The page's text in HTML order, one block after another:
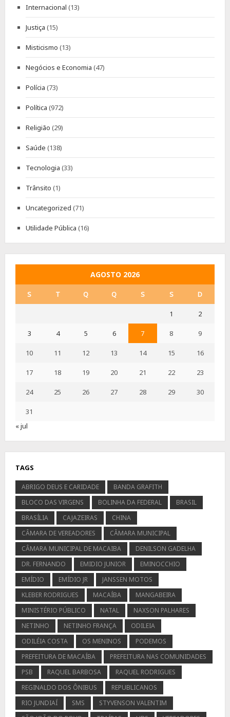
Internacional (13)
Justiça (15)
Misticismo (13)
Negócios e Economia (47)
Polícia (73)
Política (972)
Religião (29)
Saúde (138)
Tecnologia (33)
Trânsito (1)
Uncategorized (71)
Utilidade Pública (16)
AGOSTO 2026
S T Q Q S S D
1 2
3 4 5 6 7 8 9
10 11 12 13 14 15 16
17 18 19 20 21 22 23
24 25 26 27 28 29 30
31
« jul
TAGS
ABRIGO DEUS E CARIDADE
BANDA GRAFITH
BLOCO DAS VIRGENS
BOLINHA DA FEDERAL
BRASIL
BRASÍLIA
CAJAZEIRAS
CHINA
CÂMARA DE VEREADORES
CÂMARA MUNICIPAL
CÂMARA MUNICIPAL DE MACAIBA
DENILSON GADELHA
DR. FERNANDO
EMIDIO JUNIOR
EMINOCCHIO
EMÍDIO
EMÍDIO JR
JANSSEN MOTOS
KLEBER RODRIGUES
MACAÍBA
MANGABEIRA
MINISTÉRIO PÚBLICO
NATAL
NAXSON PALHARES
NETINHO
NETINHO FRANÇA
ODILEIA
ODILÉIA COSTA
OS MENINOS
PODEMOS
PREFEITURA DE MACAÍBA
PREFEITURA NAS COMUNIDADES
PSB
RAQUEL BARBOSA
RAQUEL RODRIGUES
REGINALDO DOS ÔNIBUS
REPUBLICANOS
RIO JUNDIAÍ
SMS
STYVENSON VALENTIM